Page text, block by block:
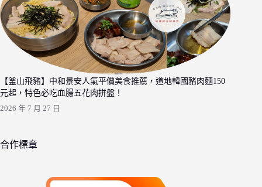
【釜山飛豬】中和景安人氣平價美食推薦，道地韓國豬肉麵150
元起，特色必吃血腸五花肉拼盤！
2026 年 7 月 27 日
合作標章